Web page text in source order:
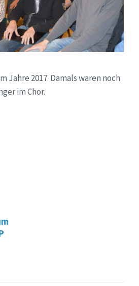
Jahre 2017. Damals waren noch
im Chor.